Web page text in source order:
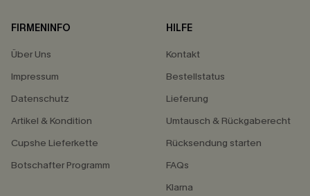
FIRMENINFO
Über Uns
Impressum
Datenschutz
Artikel & Kondition
Cupshe Lieferkette
Botschafter Programm
HILFE
Kontakt
Bestellstatus
Lieferung
Umtausch & Rückgaberecht
Rücksendung starten
FAQs
Klarna